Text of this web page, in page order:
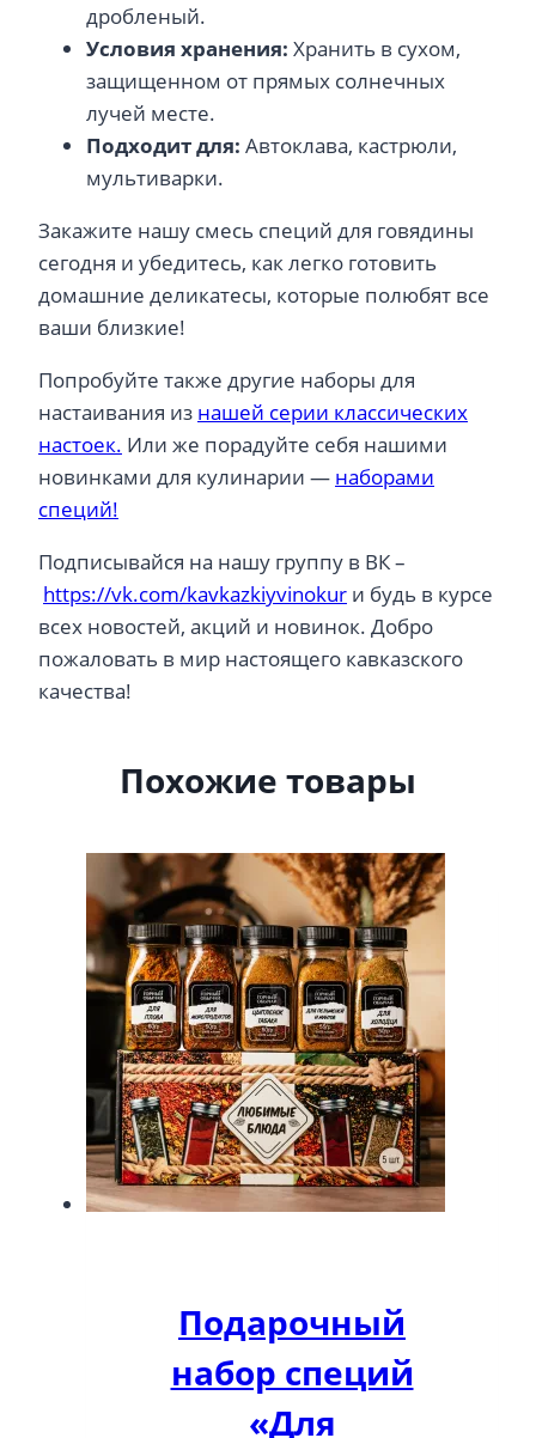
дробленый.
Условия хранения: Хранить в сухом,
защищенном от прямых солнечных
лучей месте.
Подходит для: Автоклава, кастрюли,
мультиварки.
Закажите нашу смесь специй для говядины
сегодня и убедитесь, как легко готовить
домашние деликатесы, которые полюбят все
ваши близкие!
Попробуйте также другие наборы для
настаивания из нашей серии классических
настоек. Или же порадуйте себя нашими
новинками для кулинарии — наборами
специй!
Подписывайся на нашу группу в ВК –
https://vk.com/kavkazkiyvinokur и будь в курсе
всех новостей, акций и новинок. Добро
пожаловать в мир настоящего кавказского
качества!
Похожие товары
Подарочный
набор специй
«Для